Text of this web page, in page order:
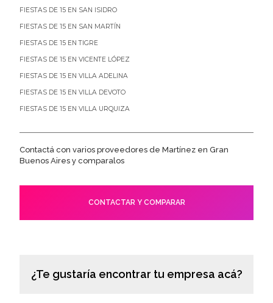
FIESTAS DE 15 EN SAN ISIDRO
FIESTAS DE 15 EN SAN MARTÍN
FIESTAS DE 15 EN TIGRE
FIESTAS DE 15 EN VICENTE LÓPEZ
FIESTAS DE 15 EN VILLA ADELINA
FIESTAS DE 15 EN VILLA DEVOTO
FIESTAS DE 15 EN VILLA URQUIZA
Contactá con varios proveedores de Martínez en Gran
Buenos Aires y comparalos
CONTACTAR Y COMPARAR
¿Te gustaría encontrar tu empresa acá?